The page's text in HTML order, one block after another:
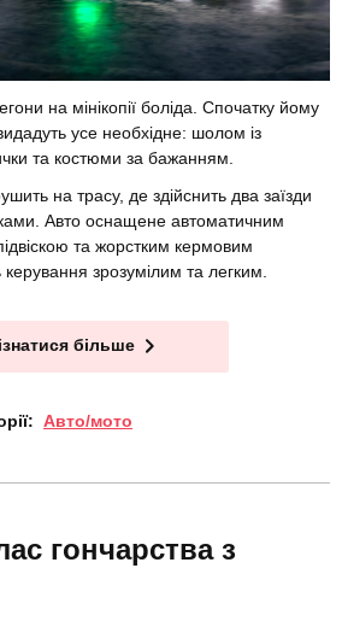
на мінікопії боліда. Спочатку йому
усе необхідне: шолом із
та костюми за бажанням.
на трасу, де здійснить два заїзди
Авто оснащене автоматичним
та жорстким кермовим
зрозумілим та легким.
більше
Авто/мото
гончарства з